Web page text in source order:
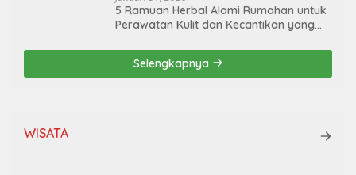
5 Ramuan Herbal Alami Rumahan untuk
Perawatan Kulit dan Kecantikan yang
Selengkapnya
WISATA